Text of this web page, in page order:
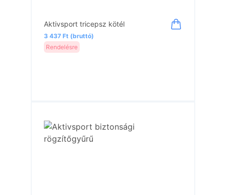
Aktivsport tricepsz kötél
3 437 Ft (bruttó)
Rendelésre